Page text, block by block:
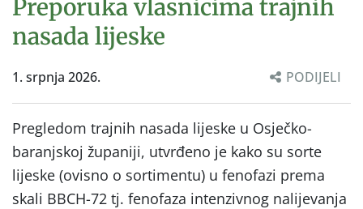
Preporuka vlasnicima trajnih
nasada lijeske
1. srpnja 2026. PODIJELI
Pregledom trajnih nasada lijeske u Osječko-
baranjskoj županiji, utvrđeno je kako su sorte
lijeske (ovisno o sortimentu) u fenofazi prema
skali BBCH-72 tj. fenofaza intenzivnog nalijevanja